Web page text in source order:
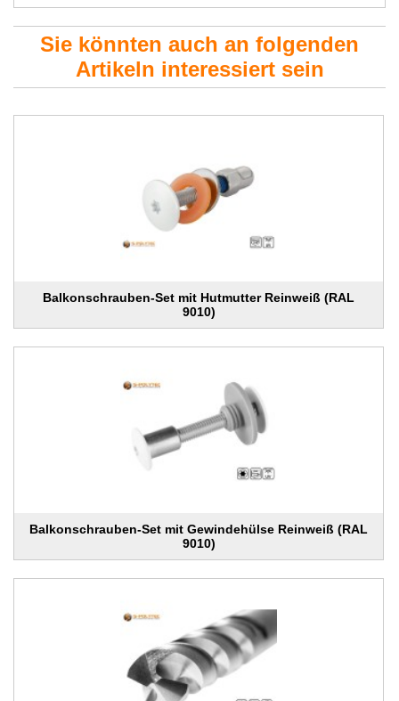
Sie könnten auch an folgenden
Artikeln interessiert sein
Balkonschrauben-Set mit Hutmutter Reinweiß (RAL
9010)
Balkonschrauben-Set mit Gewindehülse Reinweiß (RAL
9010)